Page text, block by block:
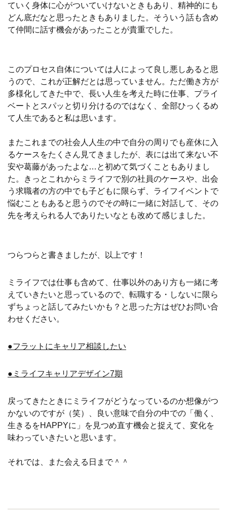
ていく身体に心がついていけないときもあり、精神的にも
どん底だなと思ったときもありました。そういう話も含め
て仲間に話す機会があったことが貴重でした。
このプロセス自体については人によって良し悪しあると思
うので、これが正解だとは思っていません。ただ働き方が
多様化してきた中で、長い人生を考えた時に仕事、プライ
ベートとスパッと切り分けるのではなく、全部ひっくるめ
て人生であると私は思います。
またこれまでの社会人人生の中で自分の周りでも産休に入
るケースをたくさん見てきましたが、表には出て来ない不
安や葛藤があったよな…と初めて気づくこともありまし
た。きっとこれからミライフで別の社員のケースや、出会
う求職者の方の中でも子どもに限らず、ライフイベントで
悩むこともあると思うのでその時に一緒に対話して、その
先を考えられる人でありたいなとも改めて感じました。
つらつらと書きましたが、以上です！
ミライフでは仕事も含めて、仕事以外のあり方も一緒に考
えていきたいと思っているので、転職する・しないに限ら
ずちょっと話してみたいかも？と思った方はぜひお問い合
わせください。
●フラットにキャリア相談したい
●ミライフキャリアデザイン7期
戻ってきたときにミライフがどうなっているのか想像がつ
かないのですが（笑）、良い意味で自分の中での「働く、
生きるをHAPPYに」を見つめ直す機会と捉えて、変化を
味わっていきたいと思います。
それでは、また会える日まで＾＾